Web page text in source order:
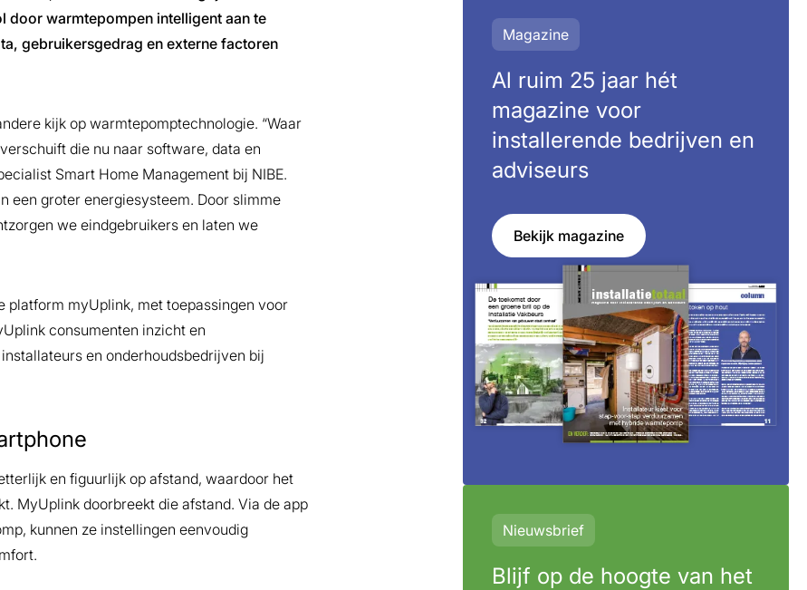
door warmtepompen intelligent aan te
gebruikersgedrag en externe factoren
kijk op warmtepomptechnologie. “Waar
die nu naar software, data en
Smart Home Management bij NIBE.
een groter energiesysteem. Door slimme
we eindgebruikers en laten we
platform myUplink, met toepassingen voor
consumenten inzicht en
en onderhoudsbedrijven bij
en figuurlijk op afstand, waardoor het
MyUplink doorbreekt die afstand. Via de app
kunnen ze instellingen eenvoudig
Magazine
Al ruim 25 jaar hét
magazine voor
installerende bedrijven en
adviseurs
Bekijk magazine
Nieuwsbrief
Blijf op de hoogte van het